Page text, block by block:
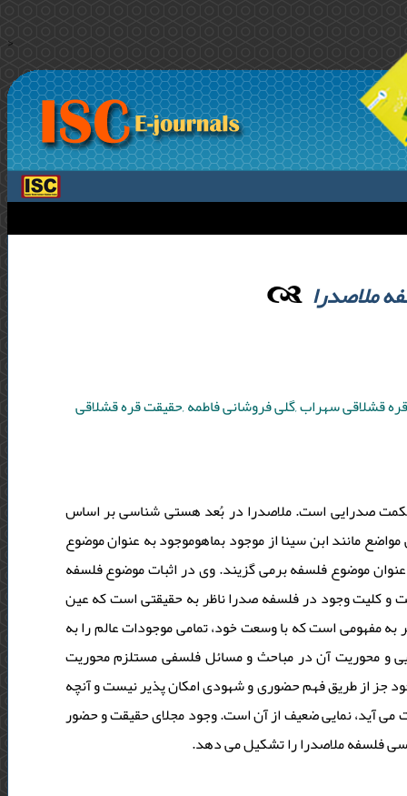
>
ملاصدرا
قشلاقی سهراب ,گلی فروشانی فاطمه ,حقیقت قره قشلاقی
صدرایی است. ملاصدرا در بُعد هستی شناسی بر اساس
مانند ابن سینا از موجود بماهوموجود به عنوان موضوع
موضوع فلسفه برمی گزیند. وی در اثبات موضوع فلسفه
و کلیت وجود در فلسفه صدرا ناظر به حقیقتی است که عین
مفهومی است که با وسعت خود، تمامی موجودات عالم را به
محوریت آن در مباحث و مسائل فلسفی مستلزم محوریت
از طریق فهم حضوری و شهودی امکان پذیر نیست و آنچه
آید، نمایی ضعیف از آن است. وجود مجلای حقیقت و حضور
فلسفه ملاصدرا را تشکیل می دهد.